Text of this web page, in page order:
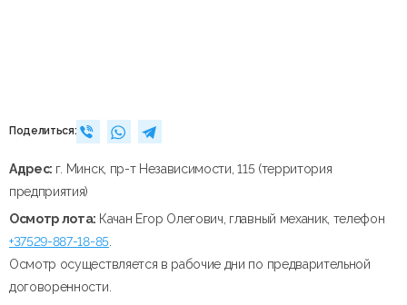
Поделиться:
Адрес: г. Минск, пр-т Независимости, 115 (территория
предприятия)
Осмотр лота: Качан Егор Олегович, главный механик, телефон
+37529-887-18-85.
Осмотр осуществляется в рабочие дни по предварительной
договоренности.